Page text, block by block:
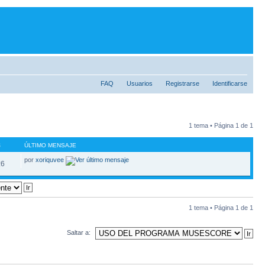
FAQ Usuarios Registrarse Identificarse
1 tema • Página 1 de 1
ÚLTIMO MENSAJE
porxoriquvee
1 tema • Página 1 de 1
Saltar a: